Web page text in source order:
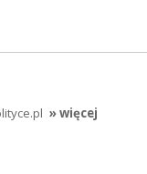
» więcej